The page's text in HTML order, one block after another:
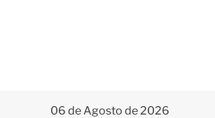
06 de Agosto de 2026